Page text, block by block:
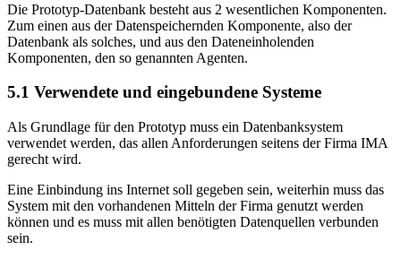
Die Prototyp-Datenbank besteht aus 2 wesentlichen Komponenten.
Zum einen aus der Datenspeichernden Komponente, also der
Datenbank als solches, und aus den Dateneinholenden
Komponenten, den so genannten Agenten.
5.1 Verwendete und eingebundene Systeme
Als Grundlage für den Prototyp muss ein Datenbanksystem
verwendet werden, das allen Anforderungen seitens der Firma IMA
gerecht wird.
Eine Einbindung ins Internet soll gegeben sein, weiterhin muss das
System mit den vorhandenen Mitteln der Firma genutzt werden
können und es muss mit allen benötigten Datenquellen verbunden
sein.